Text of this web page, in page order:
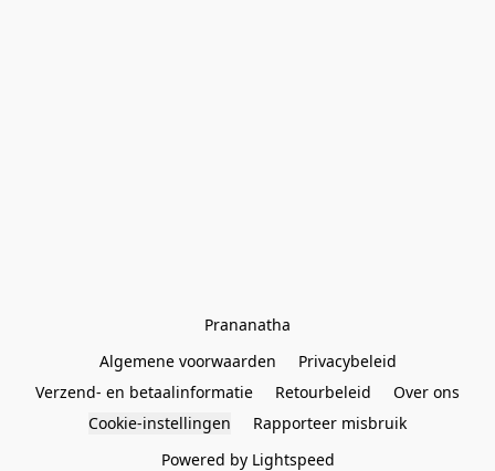
Prananatha
Algemene voorwaarden
Privacybeleid
Verzend- en betaalinformatie
Retourbeleid
Over ons
Cookie-instellingen
Rapporteer misbruik
Powered by Lightspeed